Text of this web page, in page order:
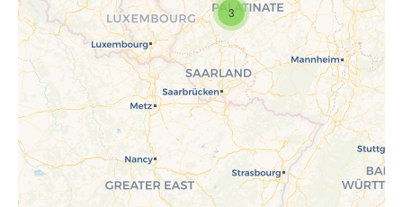
3